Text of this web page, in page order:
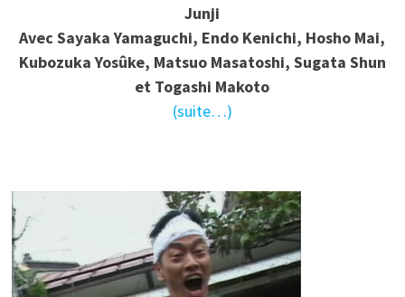
Junji
Avec Sayaka Yamaguchi, Endo Kenichi, Hosho Mai,
Kubozuka Yosûke, Matsuo Masatoshi, Sugata Shun
et Togashi Makoto
(suite…)